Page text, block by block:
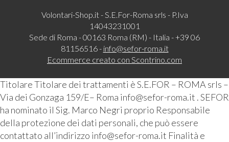
Volontari-Shop.it - S.E.For-Roma srls - P.Iva
14043231001
Sede di Roma - 00163 Roma (RM) - Italia - +39 06
81156516 - info@sefor-roma.it
Ecommerce creato con Scontrino.com
Titolare Titolare dei trattamenti è S.E.FOR – ROMA srls –
Via dei Gonzaga 159/E– Roma info@sefor-roma.it . SEFOR
ha nominato il Sig. Marco Negri proprio Responsabile
della protezione dei dati personali, che può essere
contattato all’indirizzo info@sefor-roma.it Finalità e